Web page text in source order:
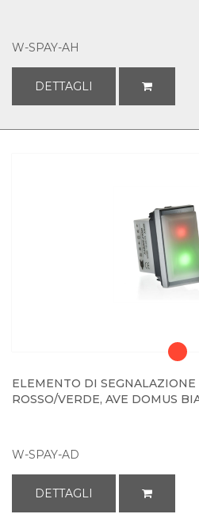
W-SPAY-AH
DETTAGLI
ELEMENTO DI
ROSSO/VERDE, AVE DOMUS
W-SPAY-AD
DETTAGLI